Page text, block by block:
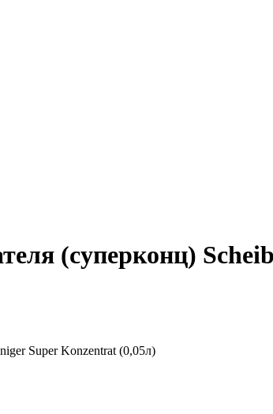
(суперконц)
Super Konzentrat (0,05л)